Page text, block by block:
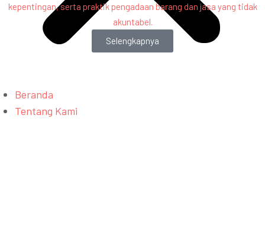
Beranda
Tentang Kami
kepentingan, serta praktik pengadaan barang dan jasa yang tidak
akuntabel.
Selengkapnya